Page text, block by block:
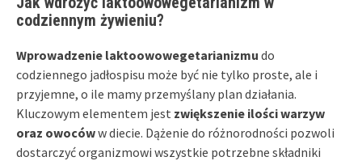
codziennym żywieniu?
Wprowadzenie laktoowowegetarianizmu do
codziennego jadłospisu może być nie tylko proste, ale i
przyjemne, o ile mamy przemyślany plan działania.
Kluczowym elementem jest zwiększenie ilości warzyw
oraz owocóww diecie. Dążenie do różnorodności pozwoli
dostarczyć organizmowi wszystkie potrzebne składniki